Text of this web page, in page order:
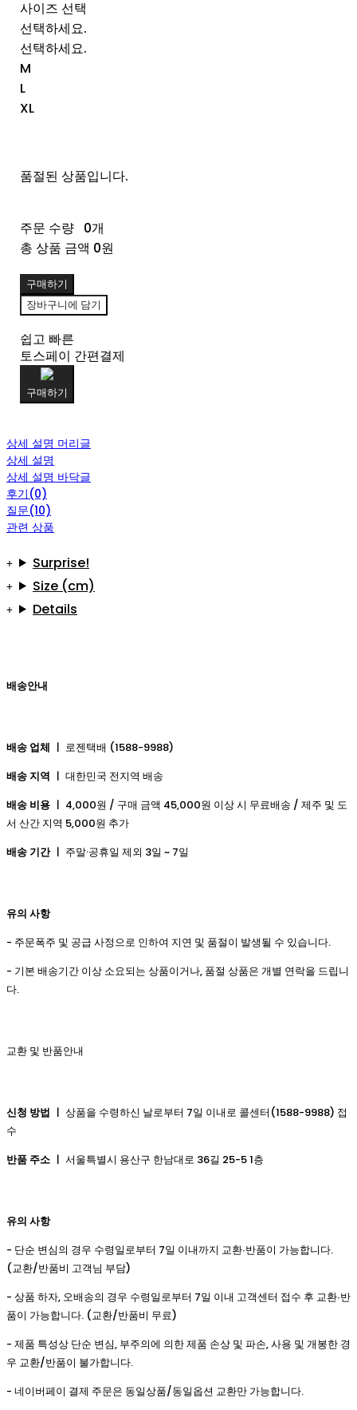
사이즈 선택
선택하세요.
선택하세요.
M
L
XL
품절된 상품입니다.
주문 수량 0개
총 상품 금액 0원
구매하기
장바구니에 담기
쉽고 빠른
토스페이 간편결제
구매하기
상세 설명 머리글
상세 설명
상세 설명 바닥글
후기(0)
질문(10)
관련 상품
Surprise!
Size (cm)
Details
배송안내
배송 업체 ㅣ 로젠택배 (1588-9988)
배송 지역 ㅣ 대한민국 전지역 배송
배송 비용 ㅣ 4,000원 / 구매 금액 45,000원 이상 시 무료배송 / 제주 및 도
서 산간 지역 5,000원 추가
배송 기간 ㅣ 주말·공휴일 제외 3일 ~ 7일
유의 사항
- 주문폭주 및 공급 사정으로 인하여 지연 및 품절이 발생될 수 있습니다.
- 기본 배송기간 이상 소요되는 상품이거나, 품절 상품은 개별 연락을 드립니
다.
교환 및 반품안내
신청 방법 ㅣ 상품을 수령하신 날로부터 7일 이내로 콜센터(1588-9988) 접
수
반품 주소 ㅣ 서울특별시 용산구 한남대로 36길 25-5 1층
유의 사항
- 단순 변심의 경우 수령일로부터 7일 이내까지 교환∙반품이 가능합니다.
(교환/반품비 고객님 부담)
- 상품 하자, 오배송의 경우 수령일로부터 7일 이내 고객센터 접수 후 교환∙반
품이 가능합니다. (교환/반품비 무료)
- 제품 특성상 단순 변심, 부주의에 의한 제품 손상 및 파손, 사용 및 개봉한 경
우 교환/반품이 불가합니다.
- 네이버페이 결제 주문은 동일상품/동일옵션 교환만 가능합니다.